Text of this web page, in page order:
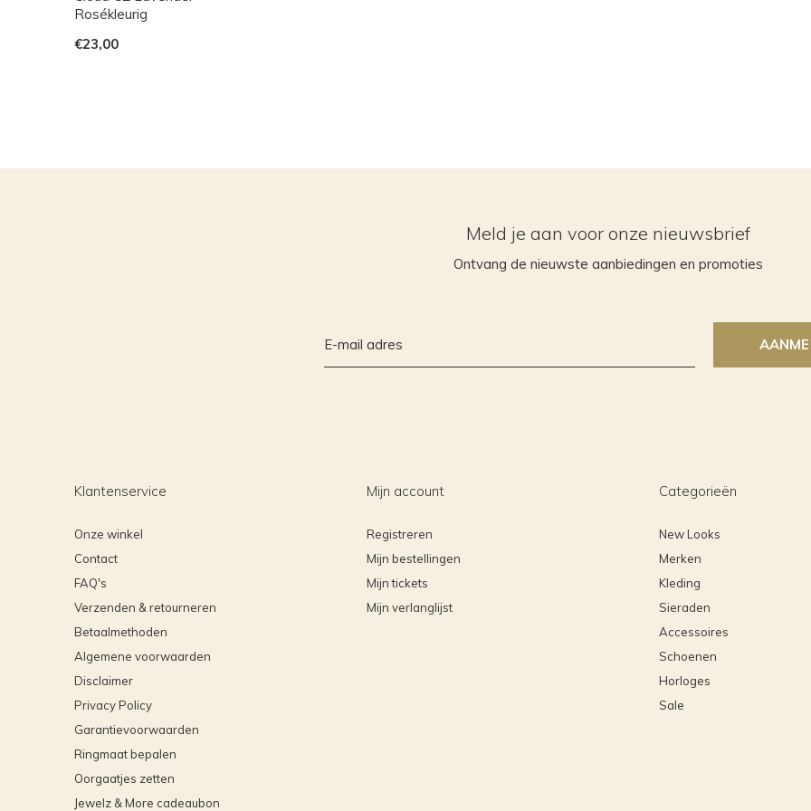
Rosékleurig
€23,00
Meld je aan voor onze nieuwsbrief
Ontvang de nieuwste aanbiedingen en promoties
Klantenservice
Onze winkel
Contact
FAQ's
Verzenden & retourneren
Betaalmethoden
Algemene voorwaarden
Disclaimer
Privacy Policy
Garantievoorwaarden
Ringmaat bepalen
Oorgaatjes zetten
Jewelz & More cadeaubon
Mijn account
Registreren
Mijn bestellingen
Mijn tickets
Mijn verlanglijst
Categorieën
New Looks
Merken
Kleding
Sieraden
Accessoires
Schoenen
Horloges
Sale